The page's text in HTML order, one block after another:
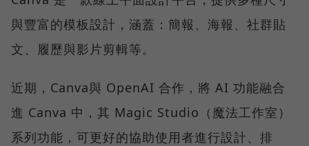
與豐富的模板設計，涵蓋：簡報、海報、社群貼
文、履歷與影片剪輯等。
近期，Canva與 OpenAI 合作，將 AI 功能融合
進 Canva 中，其 Magic Studio（魔法工作室）
系列功能，可更好的協助使用者進行設計、排